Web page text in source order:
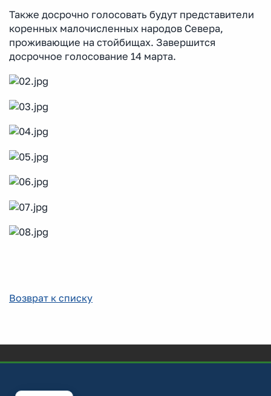
Также досрочно голосовать будут представители
коренных малочисленных народов Севера,
проживающие на стойбищах. Завершится
досрочное голосование 14 марта.
Возврат к списку